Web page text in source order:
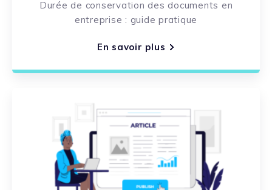
Durée de conservation des documents en
entreprise : guide pratique
En savoir plus